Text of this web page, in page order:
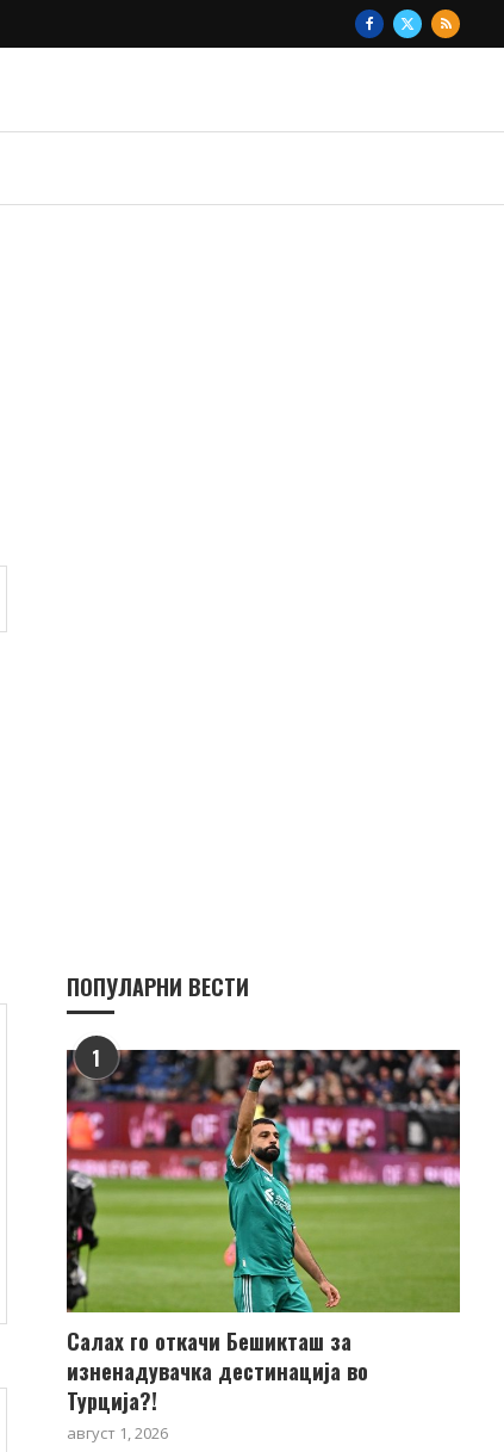
ПОПУЛАРНИ ВЕСТИ
1
Салах го откачи Бешикташ за
изненадувачка дестинација во
Турција?!
август 1, 2026